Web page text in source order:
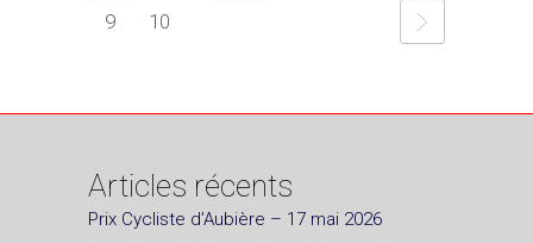
9
10
Articles récents
Prix Cycliste d’Aubière – 17 mai 2026